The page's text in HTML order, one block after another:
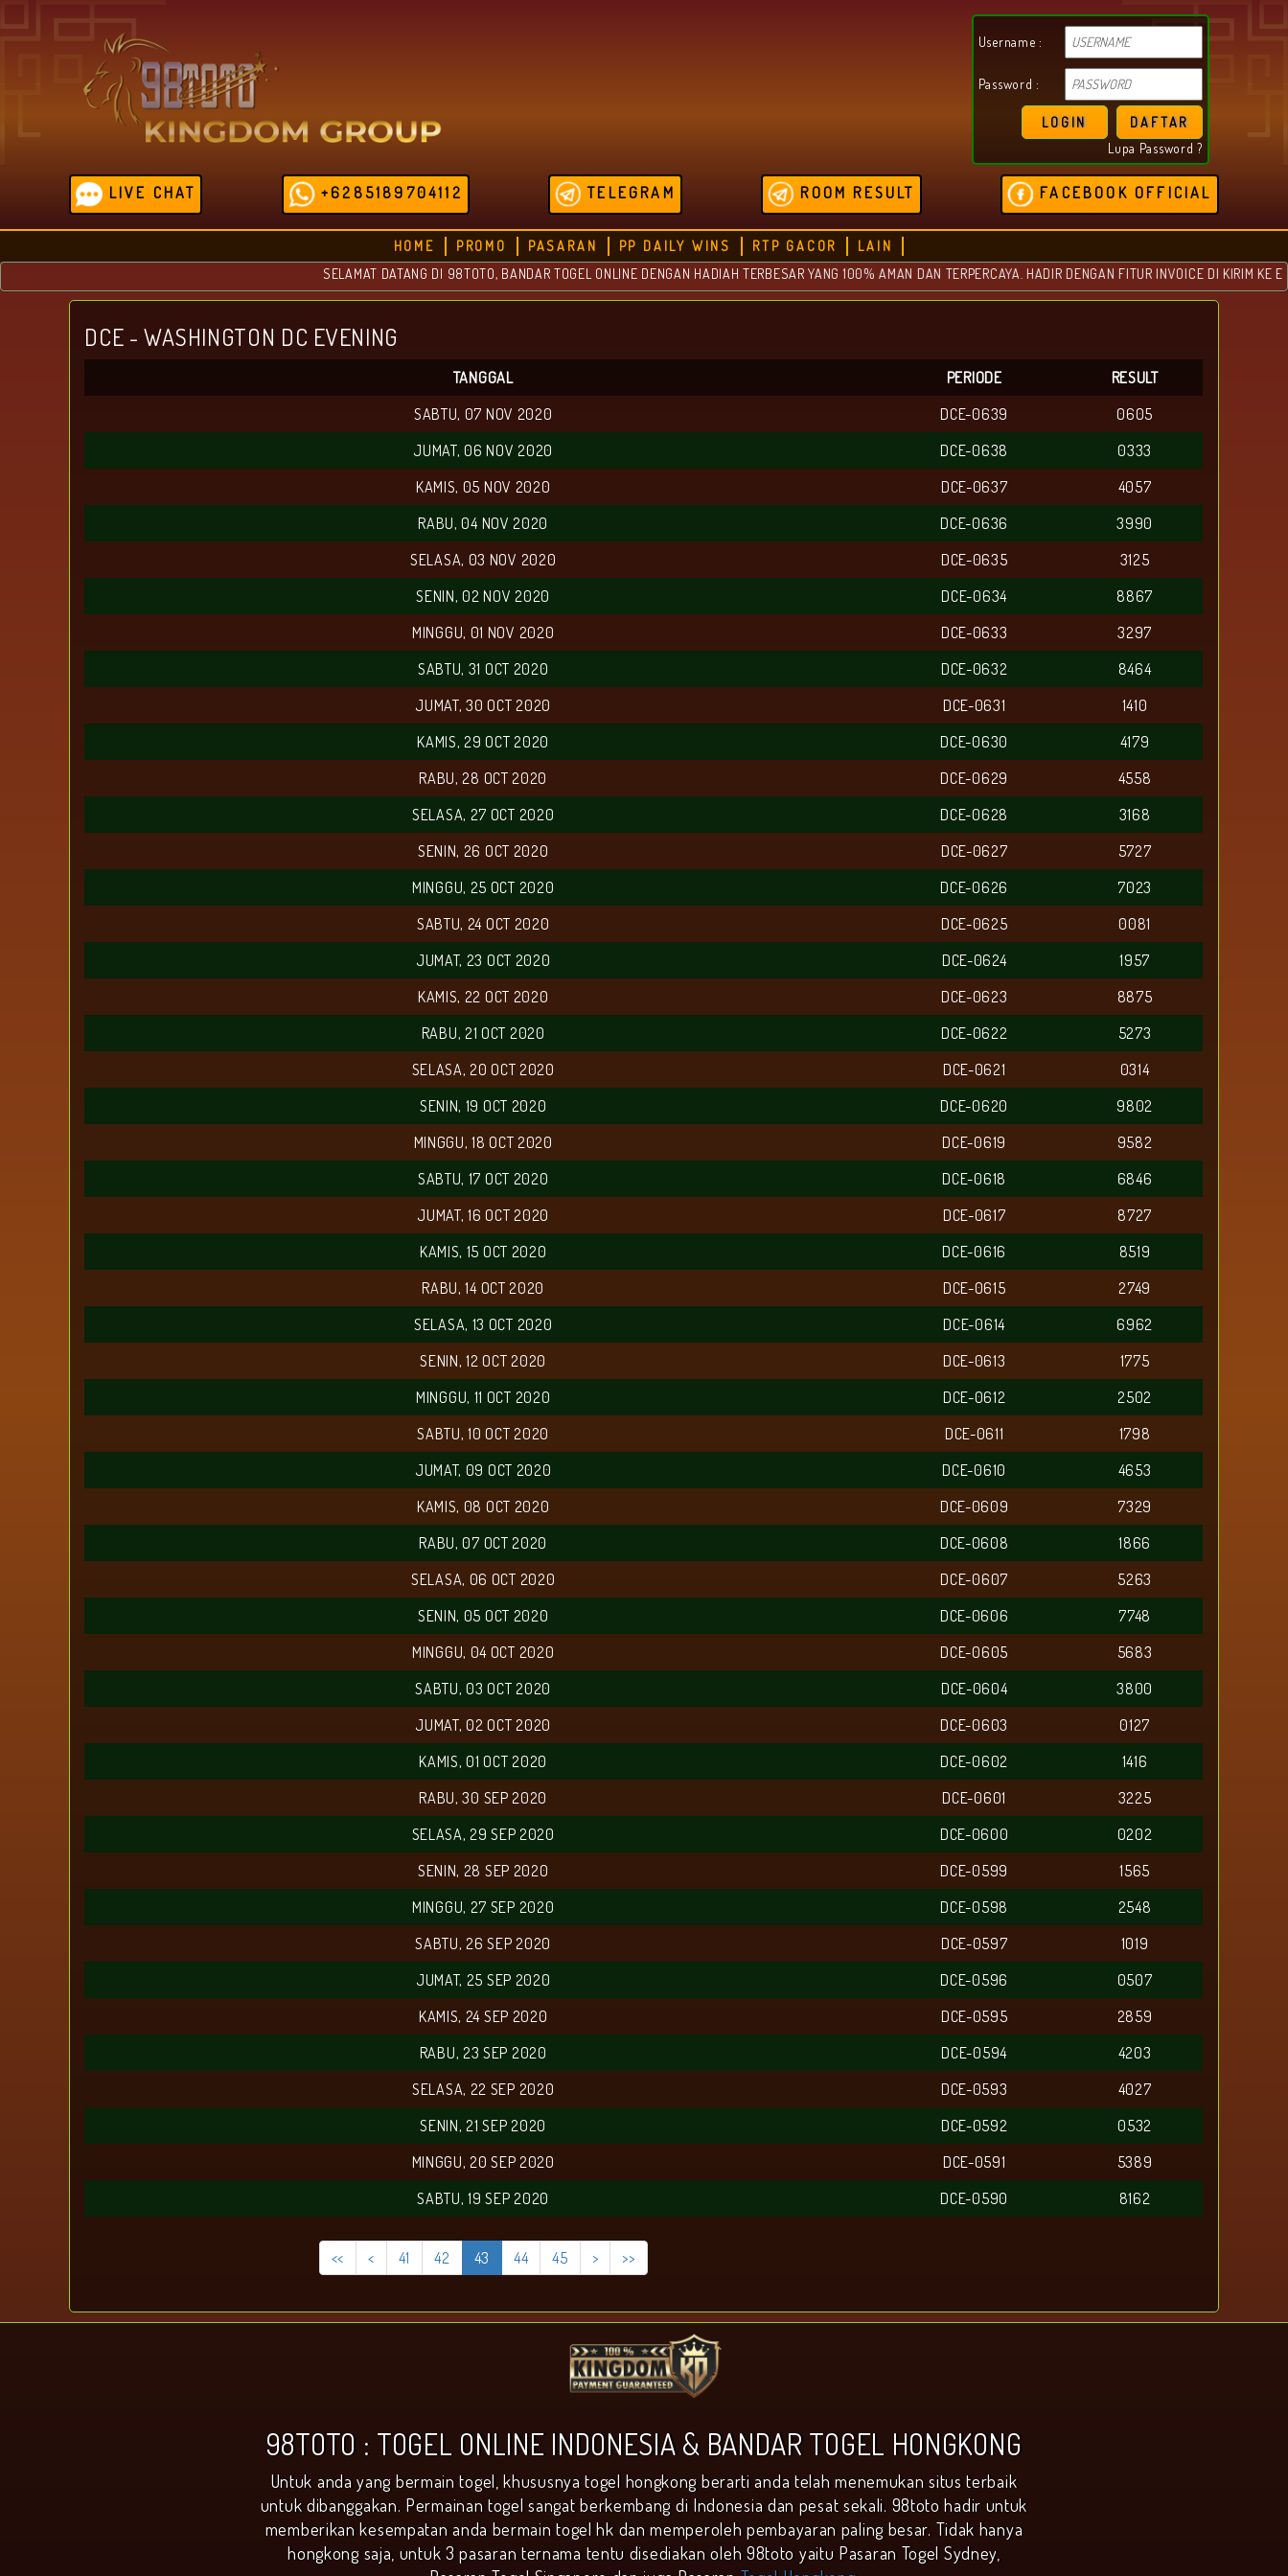
Username :
Password :
LOGIN
DAFTAR
Lupa Password ?
LIVE CHAT +6285189704112 TELEGRAM ROOM RESULT FACEBOOK OFFICIAL
HOME PROMO PASARAN PP DAILY WINS RTP GACOR
LAIN
SELAMAT DATANG DI 98TOTO, BANDAR TOGEL ONLINE DENGAN HADIAH TERBESAR YANG 100% AMAN DAN TERPERCAYA. HADIR DENGAN FITUR INVOICE DI KIRIM KE
DCE - WASHINGTON DC EVENING
TANGGAL PERIODE
RESULT
SABTU, 07 NOV 2020
DCE-0639
0605
JUMAT, 06 NOV 2020
DCE-0638
0333
KAMIS, 05 NOV 2020
DCE-0637
4057
RABU, 04 NOV 2020
DCE-0636
3990
SELASA, 03 NOV 2020
DCE-0635
3125
SENIN, 02 NOV 2020
DCE-0634
8867
MINGGU, 01 NOV 2020
DCE-0633
3297
SABTU, 31 OCT 2020
DCE-0632
8464
JUMAT, 30 OCT 2020
DCE-0631
1410
KAMIS, 29 OCT 2020
DCE-0630
4179
RABU, 28 OCT 2020
DCE-0629
4558
SELASA, 27 OCT 2020
DCE-0628
3168
SENIN, 26 OCT 2020
DCE-0627
5727
MINGGU, 25 OCT 2020
DCE-0626
7023
SABTU, 24 OCT 2020
DCE-0625
0081
JUMAT, 23 OCT 2020
DCE-0624
1957
KAMIS, 22 OCT 2020
DCE-0623
8875
RABU, 21 OCT 2020
DCE-0622
5273
SELASA, 20 OCT 2020
DCE-0621
0314
SENIN, 19 OCT 2020
DCE-0620
9802
MINGGU, 18 OCT 2020
DCE-0619
9582
SABTU, 17 OCT 2020
DCE-0618
6846
JUMAT, 16 OCT 2020
DCE-0617
8727
KAMIS, 15 OCT 2020
DCE-0616
8519
RABU, 14 OCT 2020
DCE-0615
2749
SELASA, 13 OCT 2020
DCE-0614
6962
SENIN, 12 OCT 2020
DCE-0613
1775
MINGGU, 11 OCT 2020
DCE-0612
2502
SABTU, 10 OCT 2020
DCE-0611
1798
JUMAT, 09 OCT 2020
DCE-0610
4653
KAMIS, 08 OCT 2020
DCE-0609
7329
RABU, 07 OCT 2020
DCE-0608
1866
SELASA, 06 OCT 2020
DCE-0607
5263
SENIN, 05 OCT 2020
DCE-0606
7748
MINGGU, 04 OCT 2020
DCE-0605
5683
SABTU, 03 OCT 2020
DCE-0604
3800
JUMAT, 02 OCT 2020
DCE-0603
0127
KAMIS, 01 OCT 2020
DCE-0602
1416
RABU, 30 SEP 2020
DCE-0601
3225
SELASA, 29 SEP 2020
DCE-0600
0202
SENIN, 28 SEP 2020
DCE-0599
1565
MINGGU, 27 SEP 2020
DCE-0598
2548
SABTU, 26 SEP 2020
DCE-0597
1019
JUMAT, 25 SEP 2020
DCE-0596
0507
KAMIS, 24 SEP 2020
DCE-0595
2859
RABU, 23 SEP 2020
DCE-0594
4203
SELASA, 22 SEP 2020
DCE-0593
4027
SENIN, 21 SEP 2020
DCE-0592
0532
MINGGU, 20 SEP 2020
DCE-0591
5389
SABTU, 19 SEP 2020
DCE-0590 8162
<< < 41 42 43 44 45 > >>
98TOTO : TOGEL ONLINE INDONESIA & BANDAR TOGEL HONGKONG
Untuk anda yang bermain togel, khususnya togel hongkong berarti anda telah menemukan situs terbaik
untuk dibanggakan. Permainan togel sangat berkembang di Indonesia dan pesat sekali. 98toto hadir untuk
memberikan kesempatan anda bermain togel hk dan memperoleh pembayaran paling besar. Tidak hanya
hongkong saja, untuk 3 pasaran ternama tentu disediakan oleh 98toto yaitu Pasaran Togel Sydney,